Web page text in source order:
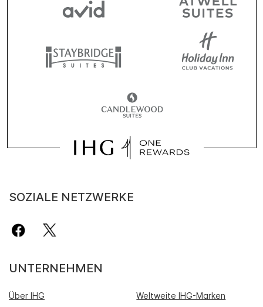
SOZIALE NETZWERKE
UNTERNEHMEN
Über IHG
Weltweite IHG-Marken